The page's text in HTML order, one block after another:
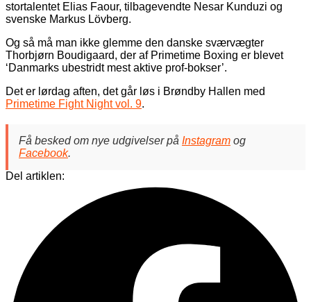
stortalentet Elias Faour, tilbagevendte Nesar Kunduzi og
svenske Markus Lövberg.
Og så må man ikke glemme den danske sværvægter
Thorbjørn Boudigaard, der af Primetime Boxing er blevet
‘Danmarks ubestridt mest aktive prof-bokser’.
Det er lørdag aften, det går løs i Brøndby Hallen med
Primetime Fight Night vol. 9.
Få besked om nye udgivelser på Instagram og
Facebook.
Del artiklen: